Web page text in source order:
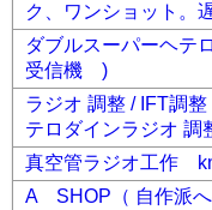
ク、ワンショット。
ダブルスーパーヘテ
受信機 )
ラジオ 調整 / IFT調
テロダインラジオ 調
真空管ラジオ工作
A SHOP（ 自作派へ